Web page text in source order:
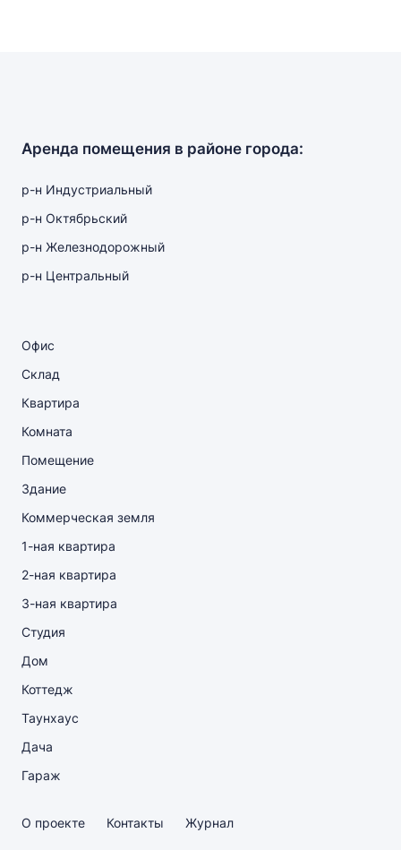
Аренда помещения в районе города:
р-н Индустриальный
р-н Октябрьский
р-н Железнодорожный
р-н Центральный
Офис
Склад
Квартира
Комната
Помещение
Здание
Коммерческая земля
1-ная квартира
2-ная квартира
3-ная квартира
Студия
Дом
Коттедж
Таунхаус
Дача
Гараж
О проекте Контакты Журнал